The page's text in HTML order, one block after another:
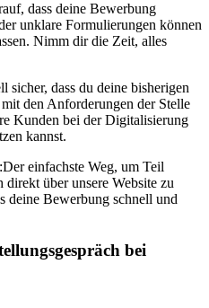
dass deine Bewerbung
unklare Formulierungen können
Nimm dir die Zeit, alles
sicher, dass du deine bisherigen
den Anforderungen der Stelle
Kunden bei der Digitalisierung
kannst.
Der einfachste Weg, um Teil
direkt über unsere Website zu
deine Bewerbung schnell und
bei